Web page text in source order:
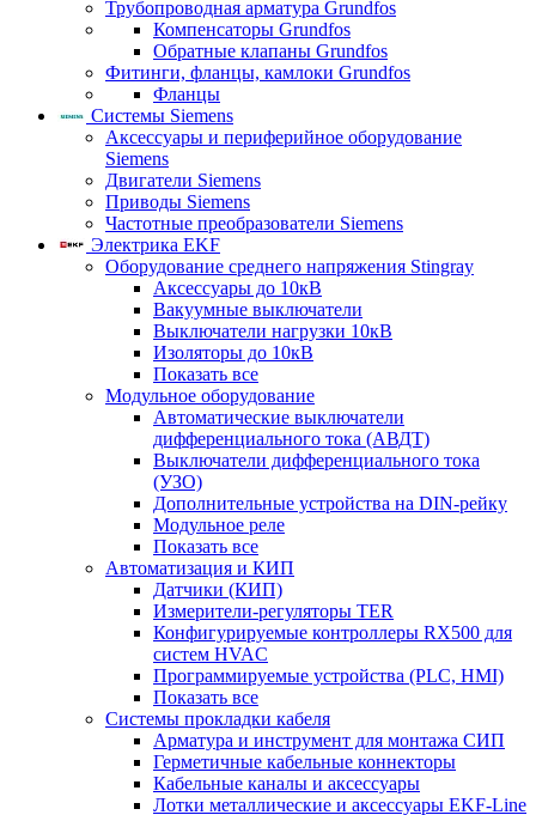
Трубопроводная арматура Grundfos
Компенсаторы Grundfos
Обратные клапаны Grundfos
Фитинги, фланцы, камлоки Grundfos
Фланцы
Системы Siemens
Аксессуары и периферийное оборудование
Siemens
Двигатели Siemens
Приводы Siemens
Частотные преобразователи Siemens
Электрика EKF
Оборудование среднего напряжения Stingray
Аксессуары до 10кВ
Вакуумные выключатели
Выключатели нагрузки 10кВ
Изоляторы до 10кВ
Показать все
Модульное оборудование
Автоматические выключатели
дифференциального тока (АВДТ)
Выключатели дифференциального тока
(УЗО)
Дополнительные устройства на DIN-рейку
Модульное реле
Показать все
Автоматизация и КИП
Датчики (КИП)
Измерители-регуляторы TER
Конфигурируемые контроллеры RX500 для
систем HVAC
Программируемые устройства (PLC, HMI)
Показать все
Системы прокладки кабеля
Арматура и инструмент для монтажа СИП
Герметичные кабельные коннекторы
Кабельные каналы и аксессуары
Лотки металлические и аксессуары EKF-Line